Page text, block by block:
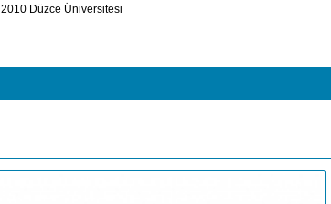
2010 Düzce Üniversitesi